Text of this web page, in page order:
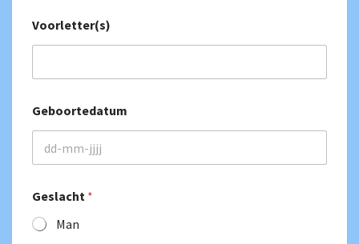
Voorletter(s)
Geboortedatum
Geslacht *
Man